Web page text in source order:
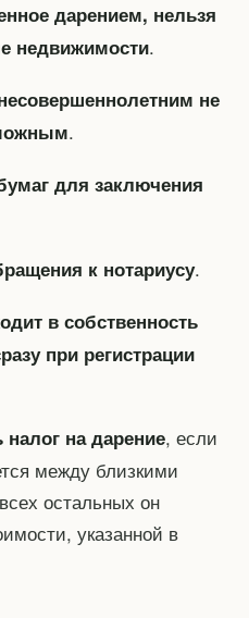
дарением, нельзя
недвижимости.
не
.
для заключения
к нотариусу.
в собственность
при регистрации
на дарение, если
между близкими
остальных он
указанной в